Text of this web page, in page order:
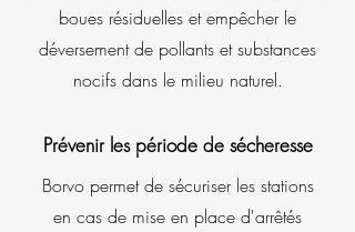
boues résiduelles et empêcher le
déversement de pollants et substances
nocifs dans le milieu naturel.
Prévenir les période de sécheresse
Borvo permet de sécuriser les stations
en cas de mise en place d'arrêtés